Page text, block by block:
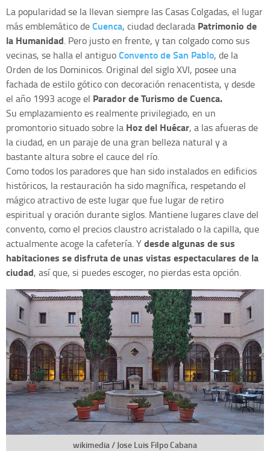
La popularidad se la llevan siempre las Casas Colgadas, el lugar
más emblemático deCuenca, ciudad declarada Patrimonio de
la Humanidad. Pero justo en frente, y tan colgado como sus
vecinas, se halla el antiguoConvento de San Pablo, de la
Orden de los Dominicos. Original del siglo XVI, posee una
fachada de estilo gótico con decoración renacentista, y desde
el año 1993 acoge el Parador de Turismo de Cuenca.
Su emplazamiento es realmente privilegiado, en un
promontorio situado sobre la Hoz del Huécar, a las afueras de
la ciudad, en un paraje de una gran belleza natural y a
bastante altura sobre el cauce del río.
Como todos los paradores que han sido instalados en edificios
históricos, la restauración ha sido magnífica, respetando el
mágico atractivo de este lugar que fue lugar de retiro
espiritual y oración durante siglos. Mantiene lugares clave del
convento, como el precios claustro acristalado o la capilla, que
actualmente acoge la cafetería. Ydesde algunas de sus
habitaciones se disfruta de unas vistas espectaculares de la
ciudad, así que, si puedes escoger, no pierdas esta opción.
wikimedia / Jose Luis Filpo Cabana